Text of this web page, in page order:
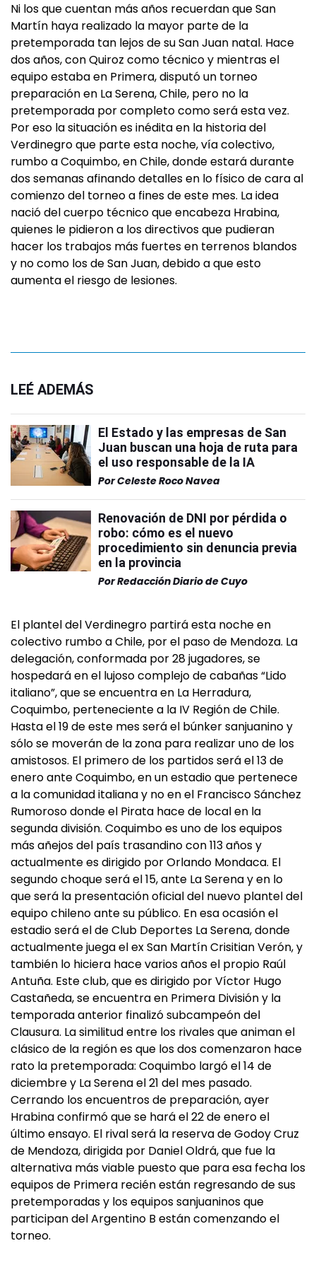
Ni los que cuentan más años recuerdan que San
Martín haya realizado la mayor parte de la
pretemporada tan lejos de su San Juan natal. Hace
dos años, con Quiroz como técnico y mientras el
equipo estaba en Primera, disputó un torneo
preparación en La Serena, Chile, pero no la
pretemporada por completo como será esta vez.
Por eso la situación es inédita en la historia del
Verdinegro que parte esta noche, vía colectivo,
rumbo a Coquimbo, en Chile, donde estará durante
dos semanas afinando detalles en lo físico de cara al
comienzo del torneo a fines de este mes. La idea
nació del cuerpo técnico que encabeza Hrabina,
quienes le pidieron a los directivos que pudieran
hacer los trabajos más fuertes en terrenos blandos
y no como los de San Juan, debido a que esto
aumenta el riesgo de lesiones.
LEÉ ADEMÁS
El Estado y las empresas de San
Juan buscan una hoja de ruta para
el uso responsable de la IA
PorCeleste Roco Navea
Renovación de DNI por pérdida o
robo: cómo es el nuevo
procedimiento sin denuncia previa
en la provincia
PorRedacción Diario de Cuyo
El plantel del Verdinegro partirá esta noche en
colectivo rumbo a Chile, por el paso de Mendoza. La
delegación, conformada por 28 jugadores, se
hospedará en el lujoso complejo de cabañas “Lido
italiano”, que se encuentra en La Herradura,
Coquimbo, perteneciente a la IV Región de Chile.
Hasta el 19 de este mes será el búnker sanjuanino y
sólo se moverán de la zona para realizar uno de los
amistosos. El primero de los partidos será el 13 de
enero ante Coquimbo, en un estadio que pertenece
a la comunidad italiana y no en el Francisco Sánchez
Rumoroso donde el Pirata hace de local en la
segunda división. Coquimbo es uno de los equipos
más añejos del país trasandino con 113 años y
actualmente es dirigido por Orlando Mondaca. El
segundo choque será el 15, ante La Serena y en lo
que será la presentación oficial del nuevo plantel del
equipo chileno ante su público. En esa ocasión el
estadio será el de Club Deportes La Serena, donde
actualmente juega el ex San Martín Crisitian Verón, y
también lo hiciera hace varios años el propio Raúl
Antuña. Este club, que es dirigido por Víctor Hugo
Castañeda, se encuentra en Primera División y la
temporada anterior finalizó subcampeón del
Clausura. La similitud entre los rivales que animan el
clásico de la región es que los dos comenzaron hace
rato la pretemporada: Coquimbo largó el 14 de
diciembre y La Serena el 21 del mes pasado.
Cerrando los encuentros de preparación, ayer
Hrabina confirmó que se hará el 22 de enero el
último ensayo. El rival será la reserva de Godoy Cruz
de Mendoza, dirigida por Daniel Oldrá, que fue la
alternativa más viable puesto que para esa fecha los
equipos de Primera recién están regresando de sus
pretemporadas y los equipos sanjuaninos que
participan del Argentino B están comenzando el
torneo.